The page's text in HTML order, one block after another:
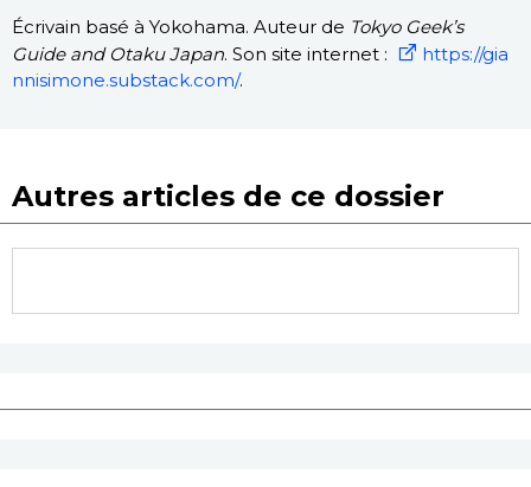
Écrivain basé à Yokohama. Auteur de Tokyo Geek’s
Guide and Otaku Japan. Son site internet :
https://gia
nnisimone.substack.com/.
Autres articles de ce dossier